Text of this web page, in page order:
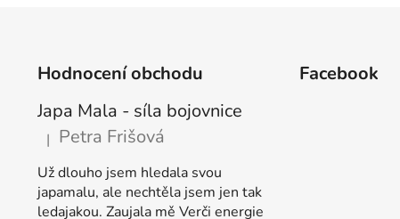
Hodnocení obchodu
Japa Mala - síla bojovnice
Hodnocení produktu je 5 z 5 hvězdiček.
| Petra Frišová
Už dlouho jsem hledala svou
japamalu, ale nechtěla jsem jen tak
ledajakou. Zaujala mě Verči energie
Facebook